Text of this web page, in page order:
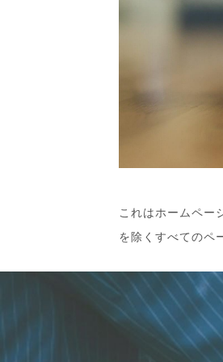
これはホームペー
を除くすべてのペ